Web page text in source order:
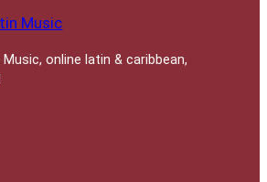
Music
online latin & caribbean,